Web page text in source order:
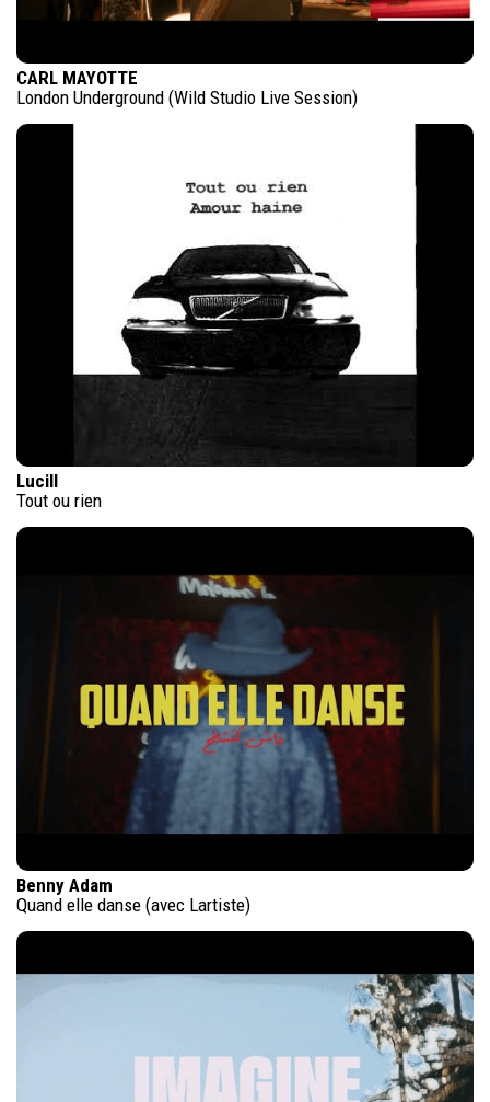
CARL MAYOTTE
London Underground (Wild Studio Live Session)
Lucill
Tout ou rien
Benny Adam
Quand elle danse (avec Lartiste)